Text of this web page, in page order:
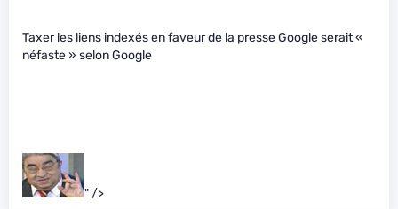
Taxer les liens indexés en faveur de la presse Google serait «
néfaste » selon Google
" />